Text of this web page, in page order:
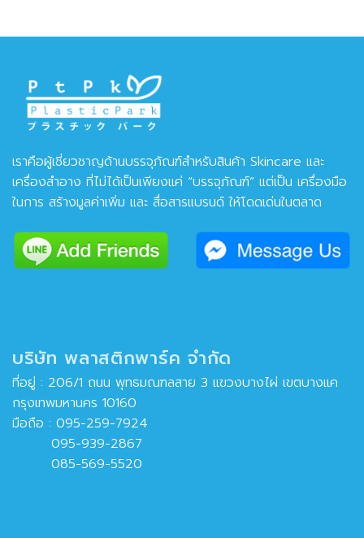
เราคือผู้เชี่ยวชาญด้านบรรจุภัณฑ์สำหรับสินค้า Skincare และ
เครื่องสำอาง ที่ไม่ได้เป็นเพียงแค่ “บรรจุภัณฑ์” แต่เป็น เครื่องมือ
ในการ สร้างมูลค่าเพิ่ม และ สื่อสารแบรนด์ ให้โดดเด่นในตลาด
บริษัท พลาสติกพาร์ค จำกัด
ที่อยู่ : 206/1 ถนน พุทธมณฑลสาย 3 แขวงบางไผ่ เขตบางแค
กรุงเทพมหานคร 10160
มือถือ : 095-259-7924
095-939-2867
085-569-5520